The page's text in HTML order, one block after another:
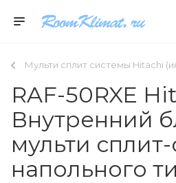
Мульти сплит системы Hitachi
RAF-50RXE
Внутренний
мульти
напольного